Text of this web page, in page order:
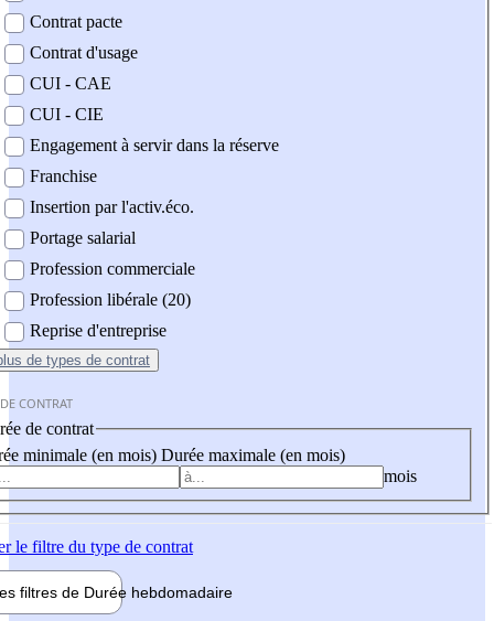
Contrat pacte
Contrat d'usage
CUI - CAE
CUI - CIE
Engagement à servir dans la réserve
Franchise
Insertion par l'activ.éco.
Portage salarial
Profession commerciale
Profession libérale (20)
Reprise d'entreprise
de types de contrat
CONTRAT
de contrat
minimale (en mois) Durée maximale (en mois)
mois
le filtre du type de contrat
filtres de Durée hebdomadaire